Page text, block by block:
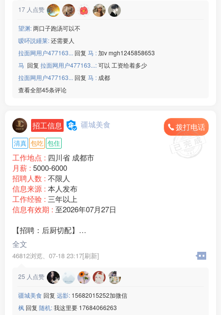
3、服从管理，干净整洁，
4、能稳定长期做，短期临时工勿扰。
工作时间：午市+晚市正常餐饮班次
月休两天
联系电话：15***52
地址：成都武侯区疆城美食
17 人点赞
望渊:两口子跑汤可以不
嗳吥説緟莱:还需要人
拉面网用户477163... 回复 马 :加v mgh1245858653
马 回复 拉面网用户477163...:可以 工资给着多少
拉面网用户477163... 回复 马 : 成都
查看全部45条评论
招工信息 疆城美食 拨打电话
清真 包吃 包住
工作地点 : 四川省 成都市
月薪 : 5000-6000
招聘人数 : 不限人
信息来源 : 本人发布
工作经验 : 三年以上
信息有效期 : 至2026年07月27日
【招聘：后厨切配】
疆城美食
✅要求：有餐饮切配经验，食材清洗、改刀、配菜，讲究卫
生，服从厨师长安排；
✅待遇：包吃住，工资准时发放，薪资面议；
✅福利：店内生意稳定，管理简单，不拖欠薪资；
熟手优先，有意欢迎到店面试
全文
46812浏览、 07-18 23:17[刷新]
25 人点赞
疆城美食 回复 远影: 15682015252加微信
枫 回复 随机:我这里要 17684066263